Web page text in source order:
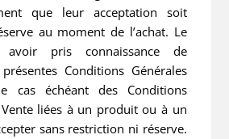
que leur acceptation soit
au moment de l’achat. Le
avoir pris connaissance de
Conditions Générales
cas échéant des Conditions
liées à un produit ou à un
sans restriction ni réserve.